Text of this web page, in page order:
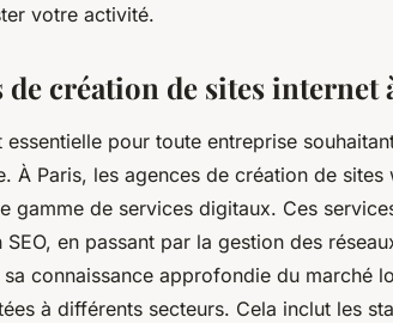
votre activité.
création de sites internet
pour toute entreprise
À Paris, les agences de création de sites
gamme de services digitaux. Ces
en passant par la gestion des
connaissance approfondie du marché
à différents secteurs. Cela inclut les